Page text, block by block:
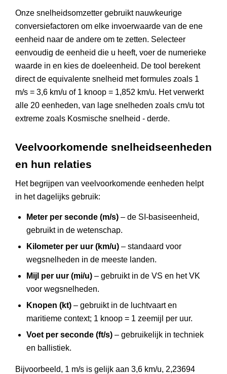
Onze snelheidsomzetter gebruikt nauwkeurige
conversiefactoren om elke invoerwaarde van de ene
eenheid naar de andere om te zetten. Selecteer
eenvoudig de eenheid die u heeft, voer de numerieke
waarde in en kies de doeleenheid. De tool berekent
direct de equivalente snelheid met formules zoals 1
m/s = 3,6 km/u of 1 knoop = 1,852 km/u. Het verwerkt
alle 20 eenheden, van lage snelheden zoals cm/u tot
extreme zoals Kosmische snelheid - derde.
Veelvoorkomende snelheidseenheden
en hun relaties
Het begrijpen van veelvoorkomende eenheden helpt
in het dagelijks gebruik:
Meter per seconde (m/s) – de SI-basiseenheid,
gebruikt in de wetenschap.
Kilometer per uur (km/u) – standaard voor
wegsnelheden in de meeste landen.
Mijl per uur (mi/u) – gebruikt in de VS en het VK
voor wegsnelheden.
Knopen (kt) – gebruikt in de luchtvaart en
maritieme context; 1 knoop = 1 zeemijl per uur.
Voet per seconde (ft/s) – gebruikelijk in techniek
en ballistiek.
Bijvoorbeeld, 1 m/s is gelijk aan 3,6 km/u, 2,23694